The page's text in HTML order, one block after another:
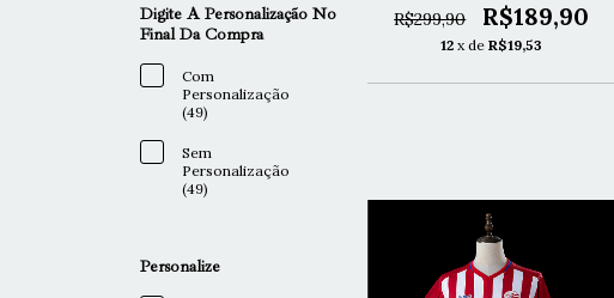
Digite A Personalização No
Final Da Compra
Com
Personalização
(49)
Sem
Personalização
(49)
Personalize
R$299,90 R$189,90
12 x deR$19,53